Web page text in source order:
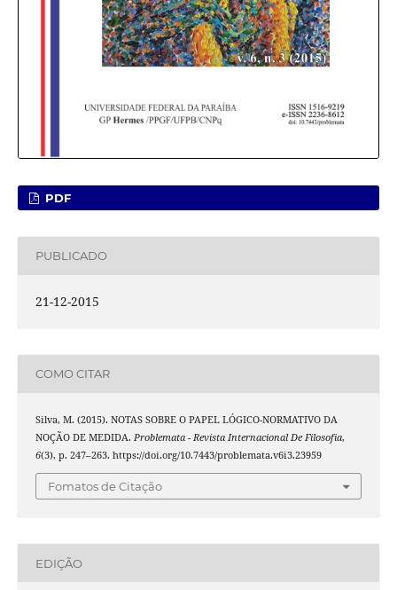
PDF
PUBLICADO
21-12-2015
COMO CITAR
Silva, M. (2015). NOTAS SOBRE O PAPEL LÓGICO-NORMATIVO DA
NOÇÃO DE MEDIDA. Problemata - Revista Internacional De Filosofia,
6(3), p. 247–263. https://doi.org/10.7443/problemata.v6i3.23959
Fomatos de Citação
EDIÇÃO